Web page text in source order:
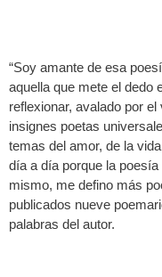
“Soy amante de esa
aquella que mete el dedo
reflexionar, avalado por
insignes poetas
temas del amor, de la
día a día porque la
mismo, me defino más
publicados nueve
palabras del autor.